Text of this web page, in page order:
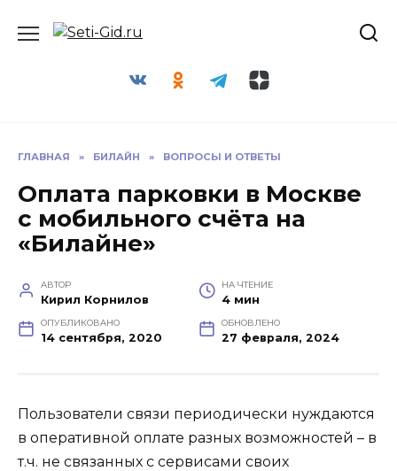
ГЛАВНАЯ » БИЛАЙН » ВОПРОСЫ И ОТВЕТЫ
Оплата парковки в Москве
с мобильного счёта на
«Билайне»
АВТОР
Кирил Корнилов
НА ЧТЕНИЕ
4 мин
ОПУБЛИКОВАНО
14 сентября, 2020
ОБНОВЛЕНО
27 февраля, 2024
Пользователи связи периодически нуждаются
в оперативной оплате разных возможностей – в
т.ч. не связанных с сервисами своих